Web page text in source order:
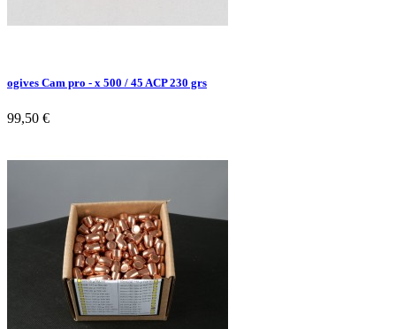
ogives Cam pro - x 500 / 45 ACP 230 grs
99,50 €